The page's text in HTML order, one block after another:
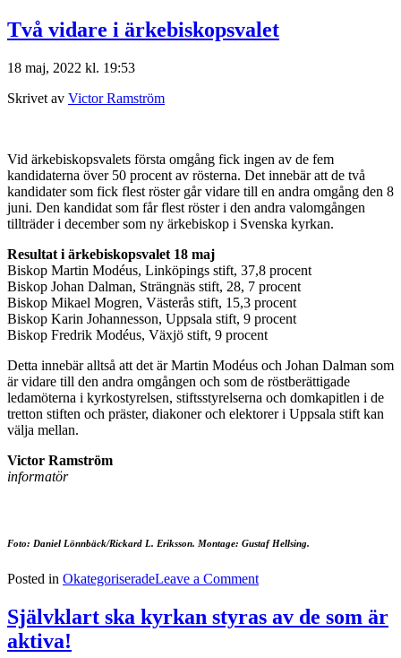
Två vidare i ärkebiskopsvalet
18 maj, 2022 kl. 19:53
Skrivet av Victor Ramström
Vid ärkebiskopsvalets första omgång fick ingen av de fem
kandidaterna över 50 procent av rösterna. Det innebär att de två
kandidater som fick flest röster går vidare till en andra omgång den 8
juni. Den kandidat som får flest röster i den andra valomgången
tillträder i december som ny ärkebiskop i Svenska kyrkan.
Resultat i ärkebiskopsvalet 18 maj
Biskop Martin Modéus, Linköpings stift, 37,8 procent
Biskop Johan Dalman, Strängnäs stift, 28, 7 procent
Biskop Mikael Mogren, Västerås stift, 15,3 procent
Biskop Karin Johannesson, Uppsala stift, 9 procent
Biskop Fredrik Modéus, Växjö stift, 9 procent
Detta innebär alltså att det är Martin Modéus och Johan Dalman som
är vidare till den andra omgången och som de röstberättigade
ledamöterna i kyrkostyrelsen, stiftsstyrelserna och domkapitlen i de
tretton stiften och präster, diakoner och elektorer i Uppsala stift kan
välja mellan.
Victor Ramström
informatör
Foto: Daniel Lönnbäck/Rickard L. Eriksson. Montage: Gustaf Hellsing.
Posted in OkategoriseradeLeave a Commenton
i
Självklart ska kyrkan styras av de som är
aktiva!